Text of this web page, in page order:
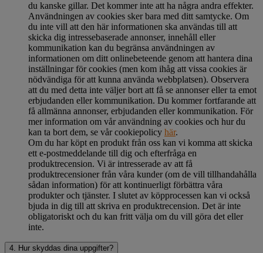
du kanske gillar. Det kommer inte att ha några andra effekter.
Användningen av cookies sker bara med ditt samtycke. Om
du inte vill att den här informationen ska användas till att
skicka dig intressebaserade annonser, innehåll eller
kommunikation kan du begränsa användningen av
informationen om ditt onlinebeteende genom att hantera dina
inställningar för cookies (men kom ihåg att vissa cookies är
nödvändiga för att kunna använda webbplatsen). Observera
att du med detta inte väljer bort att få se annonser eller ta emot
erbjudanden eller kommunikation. Du kommer fortfarande att
få allmänna annonser, erbjudanden eller kommunikation. För
mer information om vår användning av cookies och hur du
kan ta bort dem, se vår cookiepolicy här.
Om du har köpt en produkt från oss kan vi komma att skicka
ett e-postmeddelande till dig och efterfråga en
produktrecension. Vi är intresserade av att få
produktrecensioner från våra kunder (om de vill tillhandahålla
sådan information) för att kontinuerligt förbättra våra
produkter och tjänster. I slutet av köpprocessen kan vi också
bjuda in dig till att skriva en produktrecension. Det är inte
obligatoriskt och du kan fritt välja om du vill göra det eller
inte.
4. Hur skyddas dina uppgifter?